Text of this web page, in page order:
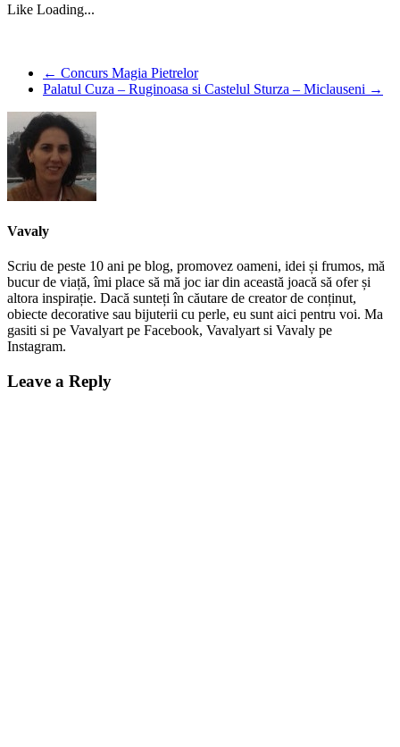
Like Loading...
← Concurs Magia Pietrelor
Palatul Cuza – Ruginoasa si Castelul Sturza – Miclauseni →
Vavaly
Scriu de peste 10 ani pe blog, promovez oameni, idei și frumos, mă
bucur de viață, îmi place să mă joc iar din această joacă să ofer și
altora inspirație. Dacă sunteți în căutare de creator de conținut,
obiecte decorative sau bijuterii cu perle, eu sunt aici pentru voi. Ma
gasiti si pe Vavalyart pe Facebook, Vavalyart si Vavaly pe
Instagram.
Leave a Reply